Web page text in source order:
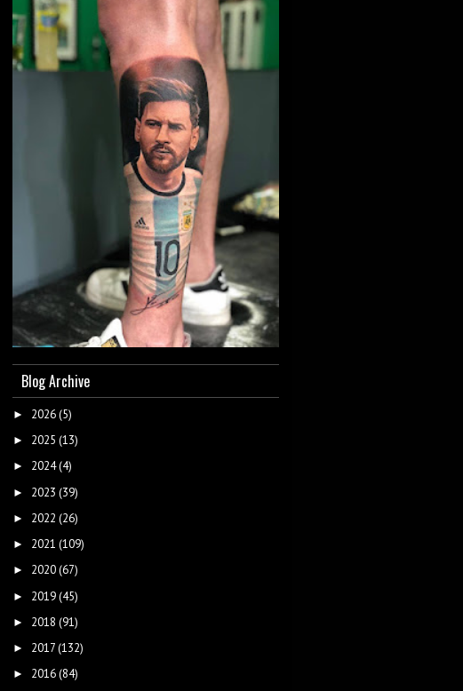
Blog Archive
► 2026(5)
► 2025 (13)
► 2024(4)
► 2023 (39)
► 2022 (26)
► 2021 (109)
► 2020(67)
► 2019(45)
► 2018 (91)
► 2017(132)
► 2016(84)